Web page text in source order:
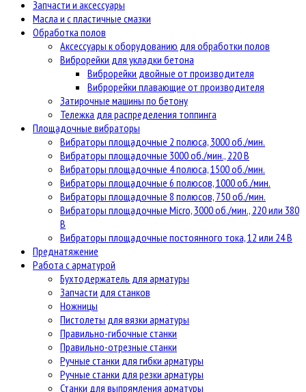
Запчасти и аксессуары
Масла и с пластичные смазки
Обработка полов
Аксессуары к оборудованию для обработки полов
Виброрейки для укладки бетона
Виброрейки двойные от производителя
Виброрейки плавающие от производителя
Затирочные машины по бетону
Тележка для распределения топпинга
Площадочные вибраторы
Вибраторы площадочные 2 полюса, 3000 об./мин.
Вибраторы площадочные 3000 об./мин., 220 В
Вибраторы площадочные 4 полюса, 1500 об./мин.
Вибраторы площадочные 6 полюсов, 1000 об./мин.
Вибраторы площадочные 8 полюсов, 750 об./мин.
Вибраторы площадочные Micro, 3000 об./мин., 220 или 380
В
Вибраторы площадочные постоянного тока, 12 или 24 В
Преднатяжение
Работа с арматурой
Бухтодержатель для арматуры
Запчасти для станков
Ножницы
Пистолеты для вязки арматуры
Правильно-гибочные станки
Правильно-отрезные станки
Ручные станки для гибки арматуры
Ручные станки для резки арматуры
Станки для выпрямления арматуры